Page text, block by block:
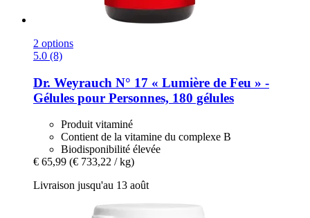
2 options
5.0 (8)
Dr. Weyrauch N° 17 « Lumière de Feu » -​
Gélules pour Personnes, 180 gélules
Produit vitaminé
Contient de la vitamine du complexe B
Biodisponibilité élevée
€ 65,99 (€ 733,22 / kg)
Livraison jusqu'au 13 août